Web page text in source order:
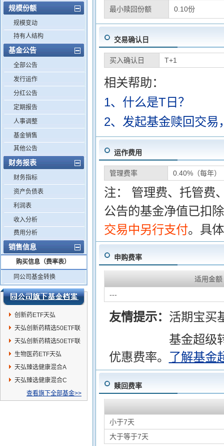
规模份额
规模变动
持有人结构
基金公告
全部公告
发行运作
分红公告
定期报告
人事调整
基金销售
其他公告
财务报表
财务指标
资产负债表
利润表
收入分析
费用分析
销售信息
购买信息（费率表）
同公司基金转换
创新药ETF天弘
天弘创新药精选50ETF联
接C
天弘创新药精选50ETF联
接A
生物医药ETF天弘
天弘臻选健康混合A
天弘臻选健康混合C
查看旗下全部基金>>
最小赎回份额 0.10份
交易确认日
买入确认日 T+1
相关帮助：
1、什么是T日？
2、发起基金赎回交易
运作费用
管理费率 0.40%（每年）
注： 管理费、托管费
公告的基金净值已扣
交易中另行支付。具
申购费率
适用金额
---
友情提示： 活期宝买
基金超级
优惠费率。 了解基金
赎回费率
小于7天
大于等于7天